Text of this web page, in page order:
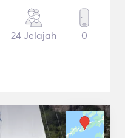
24 Jelajah 0